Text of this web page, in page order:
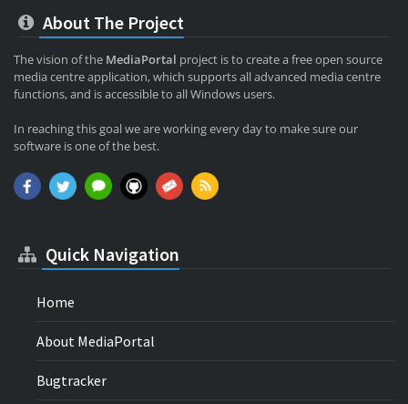
About The Project
The vision of the MediaPortal project is to create a free open source
media centre application, which supports all advanced media centre
functions, and is accessible to all Windows users.
In reaching this goal we are working every day to make sure our
software is one of the best.
Quick Navigation
Home
About MediaPortal
Bugtracker